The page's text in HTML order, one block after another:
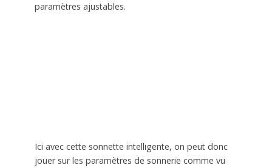
paramètres ajustables.
Ici avec cette sonnette intelligente, on peut donc
jouer sur les paramètres de sonnerie comme vu